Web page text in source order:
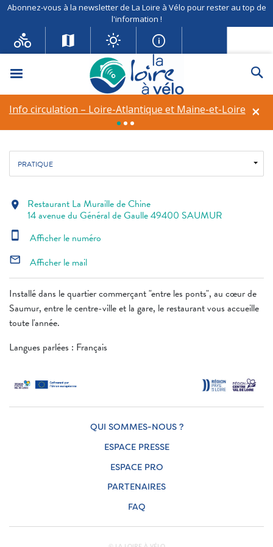
Abonnez-vous à la newsletter de La Loire à Vélo pour rester au top de
l'information !
Menu
×
Info circulation – Loire-Atlantique et Maine-et-Loire
Restaurant La Muraille de
Chine
Restaurant
Fil d'ariane
Accueil Restauration Restaurant La Muraille de Chine
PRATIQUE
Installé dans le quartier commerçant "entre les ponts", au cœur de
Saumur, entre le centre-ville et la gare, le restaurant vous accueille
toute l'année.
Langues parlées : Français
location_on Restaurant La Muraille de Chine
14 avenue du Général de Gaulle 49400 SAUMUR
smartphone Afficher le numéro
mail_outline Afficher le mail
QUI SOMMES-NOUS ?
ESPACE PRESSE
ESPACE PRO
PARTENAIRES
FAQ